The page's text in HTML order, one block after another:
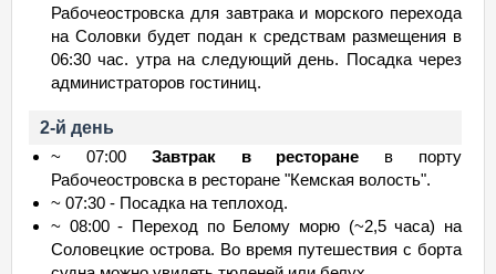
Рабочеостровска для завтрака и морского перехода
на Соловки будет подан к средствам размещения в
06:30 час. утра на следующий день. Посадка через
администраторов гостиниц.
2-й день
~ 07:00 Завтрак в ресторане в порту
Рабочеостровска в ресторане "Кемская волость".
~ 07:30 - Посадка на теплоход.
~ 08:00 - Переход по Белому морю (~2,5 часа) на
Соловецкие острова. Во время путешествия с борта